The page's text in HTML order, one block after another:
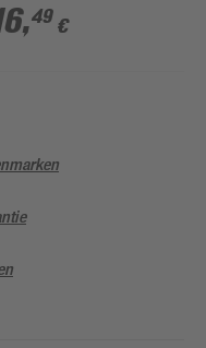
mm, 10 Stück
,49 €